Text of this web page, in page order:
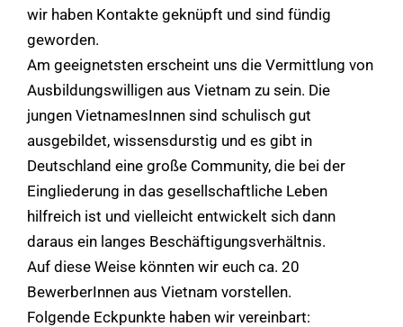
wir haben Kontakte geknüpft und sind fündig
geworden.
Am geeignetsten erscheint uns die Vermittlung von
Ausbildungswilligen aus Vietnam zu sein. Die
jungen VietnamesInnen sind schulisch gut
ausgebildet, wissensdurstig und es gibt in
Deutschland eine große Community, die bei der
Eingliederung in das gesellschaftliche Leben
hilfreich ist und vielleicht entwickelt sich dann
daraus ein langes Beschäftigungsverhältnis.
Auf diese Weise könnten wir euch ca. 20
BewerberInnen aus Vietnam vorstellen.
Folgende Eckpunkte haben wir vereinbart: